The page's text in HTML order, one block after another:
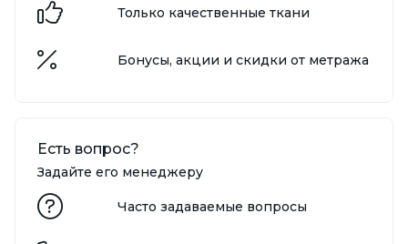
Только качественные ткани
Бонусы, акции и скидки от метража
Есть вопрос?
Задайте его менеджеру
Часто задаваемые вопросы